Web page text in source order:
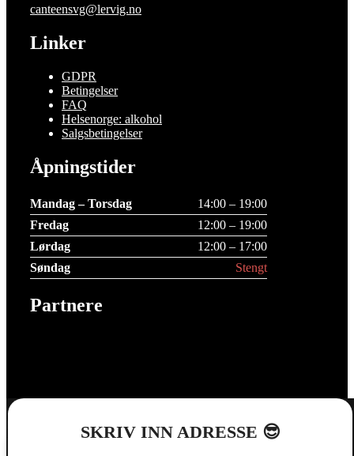
canteensvg@lervig.no
Linker
GDPR
Betingelser
FAQ
Helsenorge: alkohol
Salgsbetingelser
Åpningstider
Mandag – Torsdag
14:00 – 19:00
Fredag
12:00 – 19:00
Lørdag
12:00 – 17:00
Søndag
Stengt
Partnere
SKRIV INN ADRESSE 😎
0
Handlekurven din er tomSe utvalget